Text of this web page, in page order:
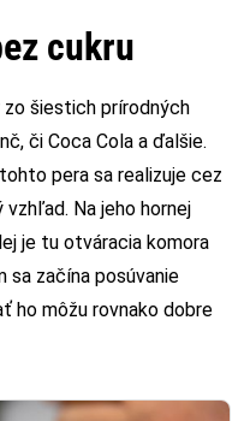
cukru
zo šiestich prírodných
či Coca Cola a ďalšie.
pera sa realizuje cez
Na jeho hornej
je tu otváracia komora
začína posúvanie
ho môžu rovnako dobre